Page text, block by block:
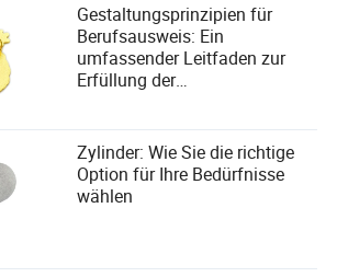
Gestaltungsprinzipien für
Berufsausweis: Ein
umfassender Leitfaden zur
Erfüllung der
Zylinder: Wie Sie die richtige
Option für Ihre Bedürfnisse
wählen